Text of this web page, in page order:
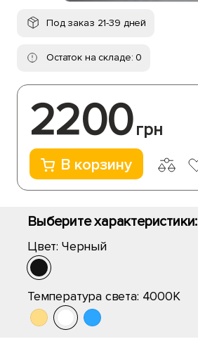
Под заказ 21-39 дней
Остаток на складе: 0
2200грн
В корзину
Выберите характеристики:
Цвет: Черный
Температура света: 4000K